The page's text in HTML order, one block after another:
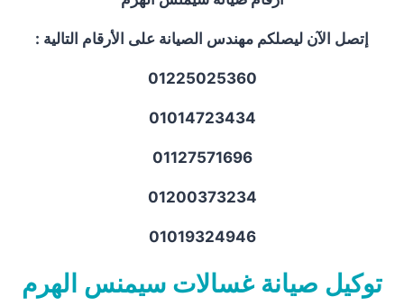
إتصل الآن ليصلكم مهندس الصيانة على الأرقام التالية :
01225025360
01014723434
01127571696
01200373234
01019324946
توكيل صيانة غسالات سيمنس الهرم